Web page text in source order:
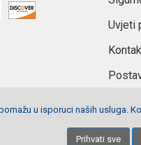
Uvjeti
prava pridržana. Izrada
u isporuci naših usluga.
Prihvati sve